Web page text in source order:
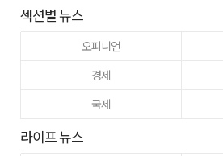
섹션별 뉴스
오피니언
경제
국제
라이프 뉴스